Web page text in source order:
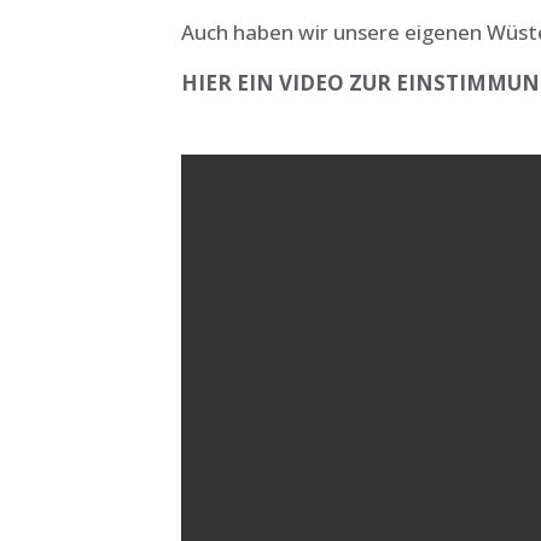
Auch haben wir unsere eigenen
HIER EIN VIDEO ZUR